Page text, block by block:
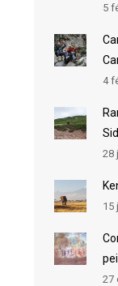
5
4
28
15
27